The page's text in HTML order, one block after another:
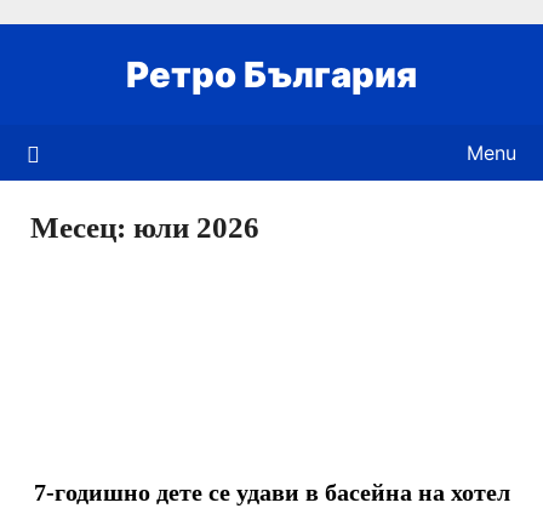
Ретро България
Menu
Месец: юли 2026
7-годишно дете се удави в басейна на хотел